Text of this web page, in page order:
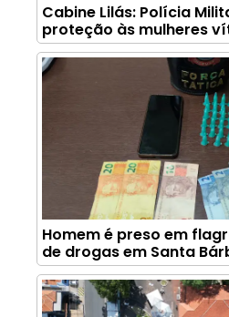
Cabine Lilás: Polícia
proteção às mulheres
Homem é preso em
de drogas em Santa